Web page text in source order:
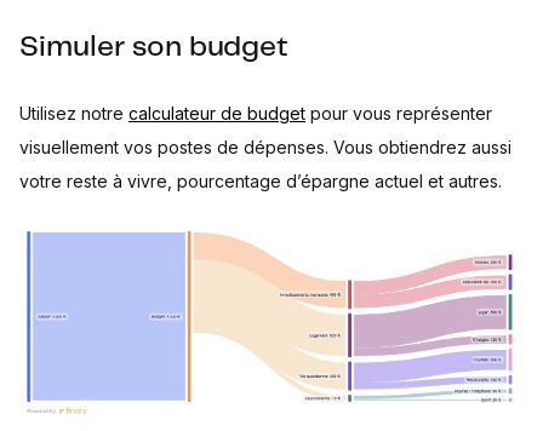
Simuler son budget
Utilisez notre calculateur de budget pour vous représenter
visuellement vos postes de dépenses. Vous obtiendrez aussi
votre reste à vivre, pourcentage d’épargne actuel et autres.